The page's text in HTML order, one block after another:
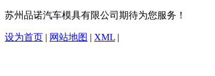
苏州品诺汽车模具有限公司期待为您服务！
设为首页 | 网站地图 | XML |